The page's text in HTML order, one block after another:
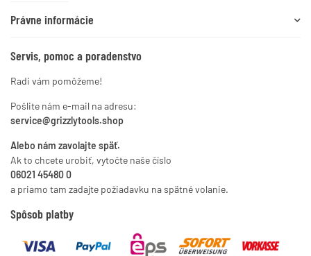
Právne informácie
Servis, pomoc a poradenstvo
Radi vám pomôžeme!
Pošlite nám e-mail na adresu:
service@grizzlytools.shop
Alebo nám zavolajte späť.
Ak to chcete urobiť, vytočte naše číslo
06021 45480 0
a priamo tam zadajte požiadavku na spätné volanie.
Spôsob platby